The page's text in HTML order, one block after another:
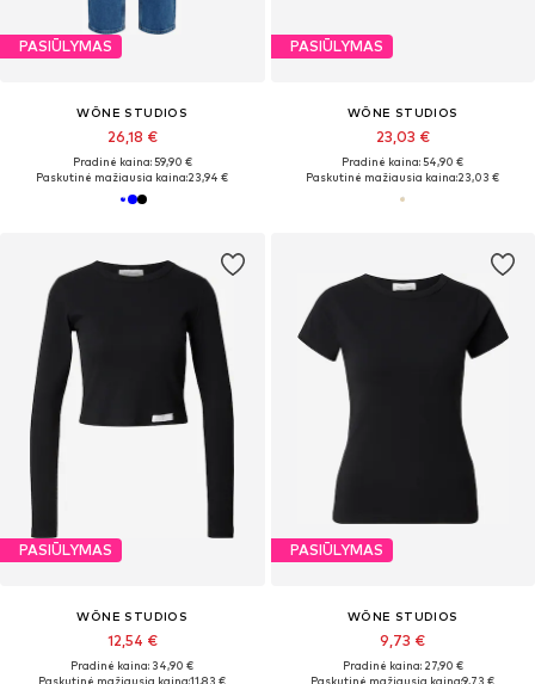
PASIŪLYMAS
WÔNE STUDIOS
26,18 €
Pradinė kaina: 59,90 €
Paskutinė mažiausia kaina:23,94 €
PASIŪLYMAS
WÔNE STUDIOS
23,03 €
Pradinė kaina: 54,90 €
Paskutinė mažiausia kaina:23,03 €
PASIŪLYMAS
WÔNE STUDIOS
12,54 €
Pradinė kaina: 34,90 €
Paskutinė mažiausia kaina:11,83 €
PASIŪLYMAS
WÔNE STUDIOS
9,73 €
Pradinė kaina: 27,90 €
Paskutinė mažiausia kaina:9,73 €